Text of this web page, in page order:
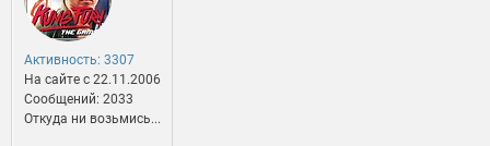
Активность: 3307
На сайте c 22.11.2006
Сообщений: 2033
Откуда ни возьмись...